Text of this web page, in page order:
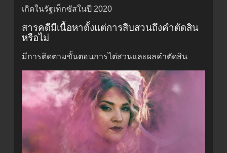
เกิดในรัฐเท็กซัสในปี 2020
สารคดีมีเนื้อหาตั้งแต่การสืบสวนถึงคำตัดสิน
หรือไม่
มีการติดตามขั้นตอนการไต่สวนและผลคำตัดสิน